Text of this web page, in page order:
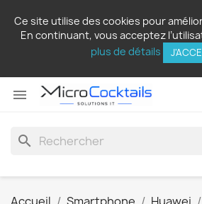
Ce site utilise des cookies pour
En continuant, vous acceptez
plus de détails

search